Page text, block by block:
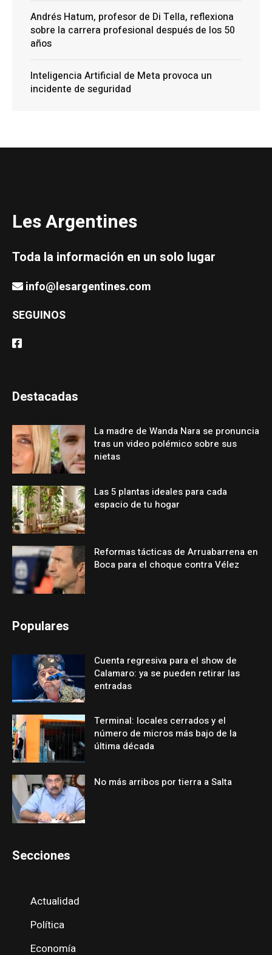
Andrés Hatum, profesor de Di Tella, reflexiona
sobre la carrera profesional después de los 50
años
Inteligencia Artificial de Meta provoca un
incidente de seguridad
Les Argentines
Toda la información en un solo lugar
info@lesargentines.com
SEGUINOS
Destacadas
La madre de Wanda Nara se pronuncia
tras un video polémico sobre sus
nietas
Las 5 plantas ideales para cada
espacio de tu hogar
Reformas tácticas de Arruabarrena en
Boca para el choque contra Vélez
Populares
Cuenta regresiva para el show de
Calamaro: ya se pueden retirar las
entradas
Terminal: locales cerrados y el
número de micros más bajo de la
última década
No más arribos por tierra a Salta
Secciones
Actualidad
Política
Economía